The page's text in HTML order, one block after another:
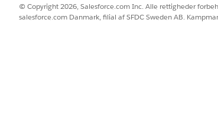
opbyg valideringsprocedurer og
IT-overensstemmelse deler
© Copyright 2026, Salesforce.com Inc. Alle rettigheder
salesforce.com Danmark, filial af SFDC Sweden AB.